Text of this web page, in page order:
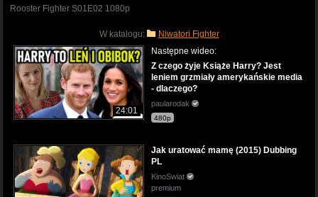
Rooster Fighter S01E02 1080p
W katalogu: Niwatori Fighter
24:01
Następne wideo:
Z czego żyje Książe Harry? Jest
leniem grzmiały amerykańskie media
- dlaczego?
paularodak
480p
Jak uratować mamę (2015) Dubbing
PL
KinoSwiat
premium